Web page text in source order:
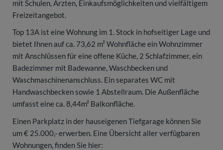
mit Schulen, Ärzten, Einkaufsmöglichkeiten und vielfältigem
Freizeitangebot.
Top 13A ist eine Wohnung im 1. Stock in hofseitiger Lage und
bietet Ihnen auf ca. 73,62 m² Wohnfläche ein Wohnzimmer
mit Anschlüssen für eine offene Küche, 2 Schlafzimmer, ein
Badezimmer mit Badewanne, Waschbecken und
Waschmaschinenanschluss. Ein separates WC mit
Handwaschbecken sowie 1 Abstellraum. Die Außenfläche
umfasst eine ca. 8,44m² Balkonfläche.
Einen Parkplatz in der hauseigenen Tiefgarage können Sie
um € 25.000,- erwerben. Eine Übersicht aller verfügbaren
Wohnungen, finden Sie hier: